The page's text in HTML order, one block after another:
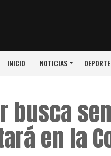
INICIO NOTICIAS
busca
en la